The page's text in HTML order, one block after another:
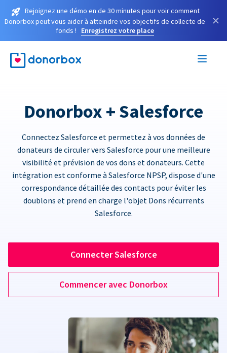
Rejoignez une démo en de 30 minutes pour voir comment
Donorbox peut vous aider à atteindre vos objectifs de collecte de
fonds !
Enregistrez votre place
×
Donorbox + Salesforce
Connectez Salesforce et permettez à vos données de
donateurs de circuler vers Salesforce pour une meilleure
visibilité et prévision de vos dons et donateurs. Cette
intégration est conforme à Salesforce NPSP, dispose d'une
correspondance détaillée des contacts pour éviter les
doublons et prend en charge l'objet Dons récurrents
Salesforce.
Connecter Salesforce
Commencer avec Donorbox